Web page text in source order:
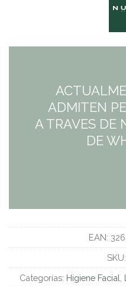
ADMITEN
A TRAVES DE
DE
EAN:
SKU:
Categorías: Higiene Facial